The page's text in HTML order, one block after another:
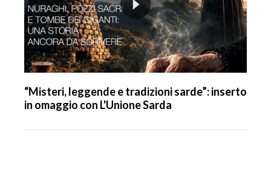
“Misteri, leggende e tradizioni sarde”: inserto
in omaggio con L'Unione Sarda